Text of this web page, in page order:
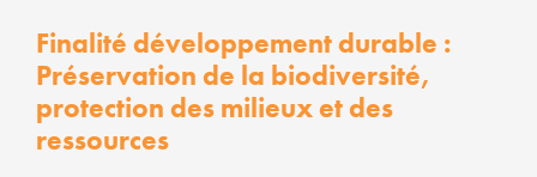
Finalité développement durable :
Préservation de la biodiversité,
protection des milieux et des
ressources